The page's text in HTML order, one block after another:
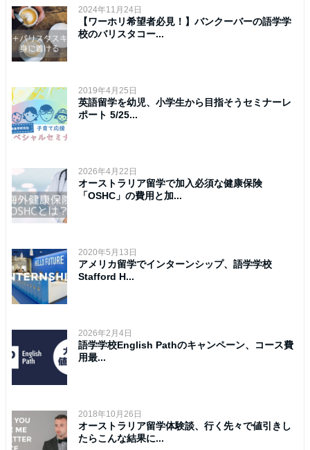
2024年11月24日
【ワーホリ希望者必見！】バンクーバーの語学学
校のバリスタコー...
2019年4月25日
英語留学を幼児、小学生から目指そうセミナーレ
ポート 5/25...
2026年4月22日
オーストラリア留学で加入必須な健康保険
「OSHC」の費用と加...
2020年5月13日
アメリカ留学でインターンシップ、語学学校
Stafford H...
2026年2月4日
語学学校English Pathのキャンペーン、コース費
用最...
2018年10月26日
オーストラリア留学体験談、行く先々で値引きし
たらこんな結果に...